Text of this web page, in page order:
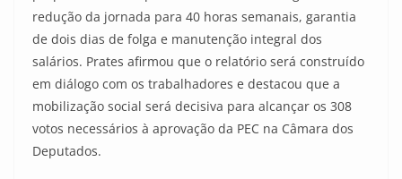
redução da jornada para 40 horas semanais, garantia
de dois dias de folga e manutenção integral dos
salários. Prates afirmou que o relatório será construído
em diálogo com os trabalhadores e destacou que a
mobilização social será decisiva para alcançar os 308
votos necessários à aprovação da PEC na Câmara dos
Deputados.